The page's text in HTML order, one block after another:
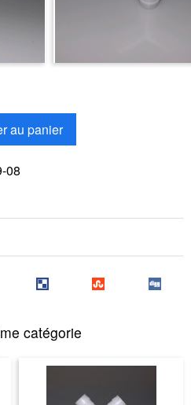
au panier
08
catégorie